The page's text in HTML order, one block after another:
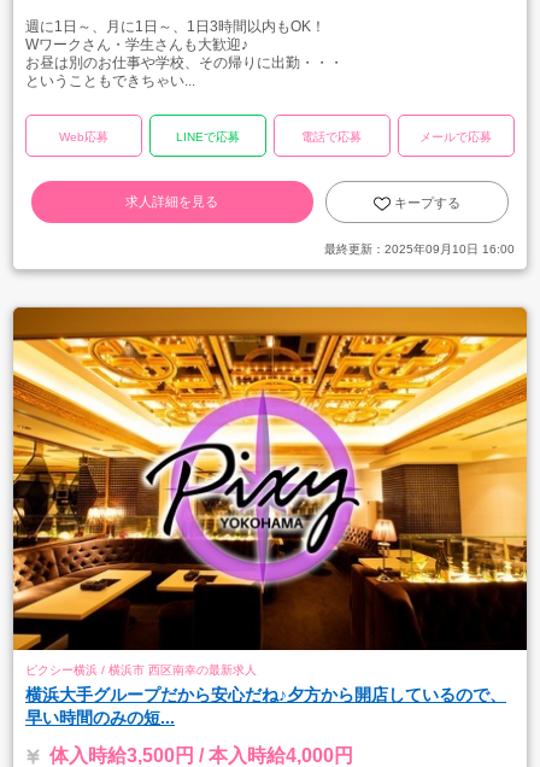
週に1日～、月に1日～、1日3時間以内もOK！
Wワークさん・学生さんも大歓迎♪
お昼は別のお仕事や学校、その帰りに出勤・・・
ということもできちゃい...
Web応募 LINEで応募 電話で応募 メールで応募
求人詳細を見る キープする
最終更新： 2025年09月10日 16:00
ピクシー横浜 / 横浜市 西区南幸の最新求人
横浜大手グループだから安心だね♪夕方から開店しているので、
早い時間のみの短...
体入時給3,500円 / 本入時給4,000円